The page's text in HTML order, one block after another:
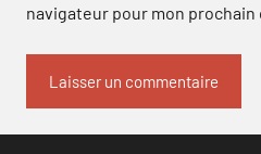
navigateur pour mon prochain